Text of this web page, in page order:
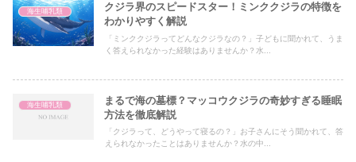
海生哺乳類
クジラ界のスピードスター！ミンククジラの特徴を
わかりやすく解説
「ミンククジラってどんなクジラなの？」子どもに聞かれて、うま
く答えられなかった経験はありませんか？水...
海生哺乳類
まるで海の墓標？マッコウクジラの奇妙すぎる睡眠
方法を徹底解説
「クジラって、どうやって寝るの？」お子さんにそう聞かれて、答
えられなかったことはありませんか？水の中...